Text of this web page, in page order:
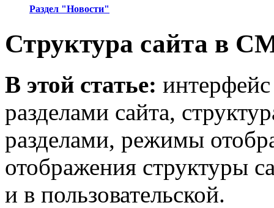
Раздел "Новости"
Структура сайта в
В этой статье:
разделами сайта,
разделами, режимы
отображения структуры
и в пользовательской.